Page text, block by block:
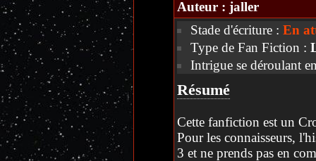
Auteur : jaller
Stade d'écriture : En
Type de Fan Fiction :
Intrigue se déroulant
Résumé
Cette fanfiction est un
Pour les connaisseurs,
3 et ne prends pas en